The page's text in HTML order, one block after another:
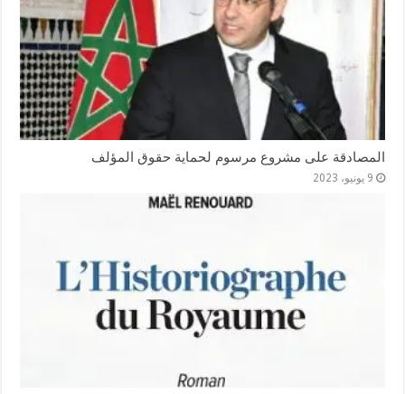
المصادقة على مشروع مرسوم لحماية حقوق المؤلف
9 يونيو، 2023